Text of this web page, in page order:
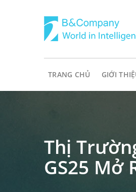
TRANG CHỦ GIỚI
Thị
GS25 Mở